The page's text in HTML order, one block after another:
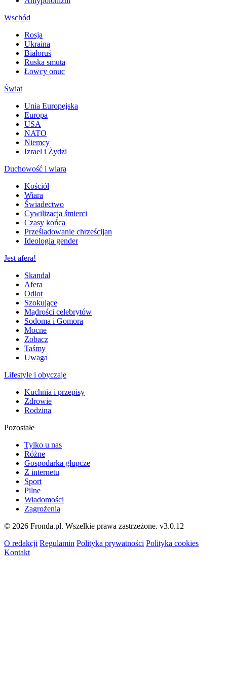
Wschód
Rosja
Ukraina
Białoruś
Ruska smuta
Łowcy onuc
Świat
Unia Europejska
Europa
USA
NATO
Niemcy
Izrael i Żydzi
Duchowość i wiara
Kościół
Wiara
Świadectwo
Cywilizacja śmierci
Czasy końca
Prześladowanie chrześcijan
Ideologia gender
Jest afera!
Skandal
Afera
Odlot
Szokujące
Mądrości celebrytów
Sodoma i Gomora
Mocne
Zobacz
Taśmy
Uwaga
Lifestyle i obyczaje
Kuchnia i przepisy
Zdrowie
Rodzina
Pozostałe
Tylko u nas
Różne
Gospodarka głupcze
Z internetu
Sport
Pilne
Wiadomości
Zagrożenia
© 2026 Fronda.pl. Wszelkie prawa zastrzeżone. v3.0.12
O redakcji Regulamin Polityka prywatności Polityka cookies
Kontakt